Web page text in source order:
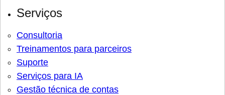
Serviços
Consultoria
Treinamentos para parceiros
Suporte
Serviços para IA
Gestão técnica de contas